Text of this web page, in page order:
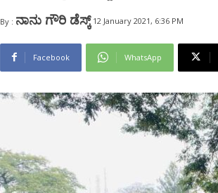
By : ನಾನು ಗೌರಿ ಡೆಸ್ಕ್ 12 January 2021, 6:36 PM
Facebook WhatsApp